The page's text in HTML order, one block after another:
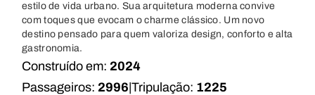
estilo de vida urbano. Sua arquitetura moderna convive
com toques que evocam o charme clássico. Um novo
destino pensado para quem valoriza design, conforto e alta
gastronomia.
Construído em: 2024
Passageiros: 2996 Tripulação: 1225